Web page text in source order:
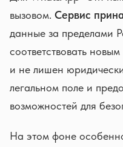
вызовом. Сервис
данные за пределами
соответствовать
и не лишен
легальном поле и
возможностей для
На этом фоне